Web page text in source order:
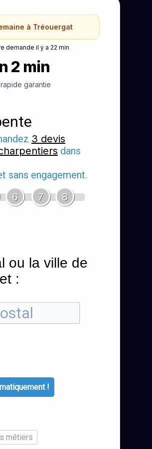
à Tréouergat
demande il y a 22 min
2 min
garantie
3 devis
dans
sans engagement.
6 7 8
ou la ville de
:
!
métiers